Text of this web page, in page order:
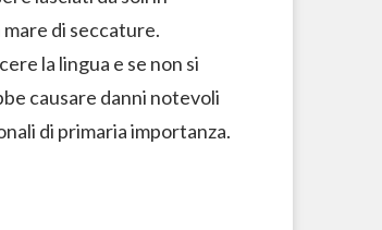
di seccature.
la lingua e se non si
causare danni notevoli
di primaria importanza.